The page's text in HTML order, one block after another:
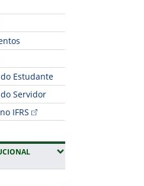
Estudante
Servidor
IFRS
(EXPANDIR SUBMENUS)